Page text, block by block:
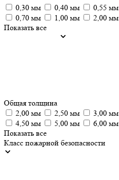
0,30 мм 0,40 мм
0,55 мм
0,70 мм
1,00 мм
2,00 мм
Показать все
Общая толщина
2,00 мм
2,50 мм
3,00 мм
4,50 мм
5,00 мм
6,00 мм
Показать все
Класс пожарной безопасности